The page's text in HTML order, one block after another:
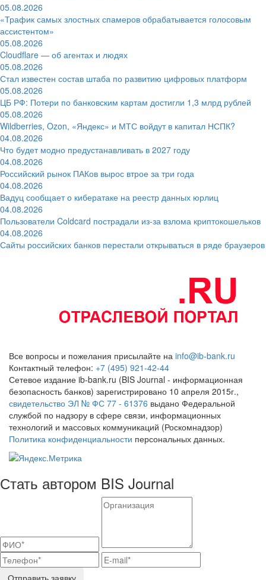
05.08.2026
«Трафик самых злостных спамеров обрабатывается голосовым
ассистентом»
05.08.2026
Cloudflare — об агентах и людях
05.08.2026
Стал известен состав штаба по развитию цифровых платформ
05.08.2026
ЦБ РФ: Потери по банковским картам достигли 1,3 млрд рублей
05.08.2026
Wildberries, Ozon, «Яндекс» и МТС войдут в капитал НСПК?
04.08.2026
Что будет модно предустанавливать в 2027 году
04.08.2026
Российский рынок ПАКов вырос втрое за три года
04.08.2026
Вадуц сообщает о кибератаке на реестр данных юрлиц
04.08.2026
Пользователи Coldcard пострадали из-за взлома криптокошельков
04.08.2026
Сайты российских банков перестали открываться в ряде браузеров
Все вопросы и пожелания присылайте на info@ib-bank.ru
Контактный телефон: +7 (495) 921-42-44
Сетевое издание ib-bank.ru (BIS Journal - информационная
безопасность банков) зарегистрировано 10 апреля 2015г.,
свидетельство ЭЛ № ФС 77 - 61376 выдано Федеральной
службой по надзору в сфере связи, информационных
технологий и массовых коммуникаций (Роскомнадзор)
Политика конфиденциальности персональных данных.
Стать автором BIS Journal